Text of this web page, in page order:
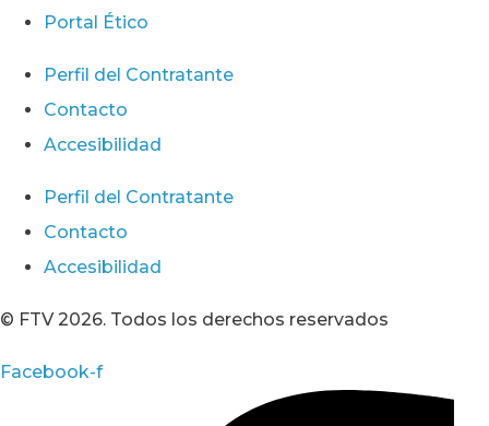
Portal Ético
Perfil del Contratante
Contacto
Accesibilidad
Perfil del Contratante
Contacto
Accesibilidad
© FTV 2026. Todos los derechos reservados
Facebook-f